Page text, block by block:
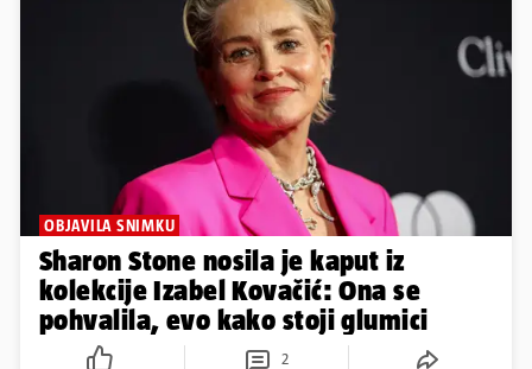
OBJAVILA SNIMKU
Sharon Stone nosila je kaput iz
kolekcije Izabel Kovačić: Ona se
pohvalila, evo kako stoji glumici
2